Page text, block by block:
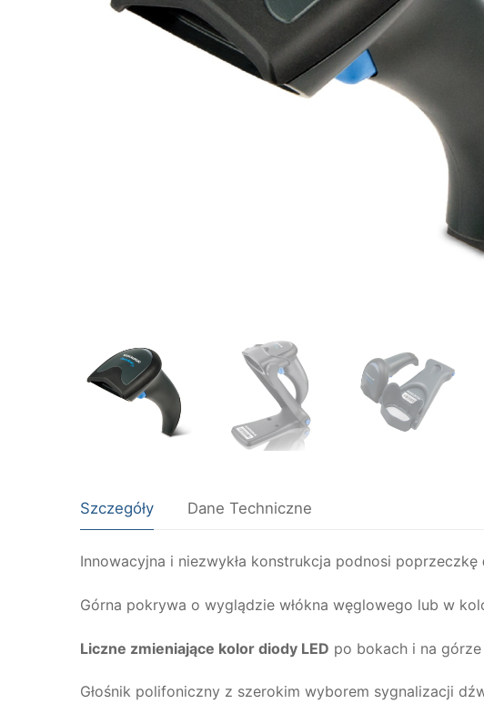
Szczegóły Dane Techniczne
Innowacyjna i niezwykła konstrukcja podnosi poprzeczkę
Górna pokrywa o wyglądzie włókna węglowego lub w
Liczne zmieniające kolor diody LED po bokach i na górze
Głośnik polifoniczny z szerokim wyborem sygnalizacji